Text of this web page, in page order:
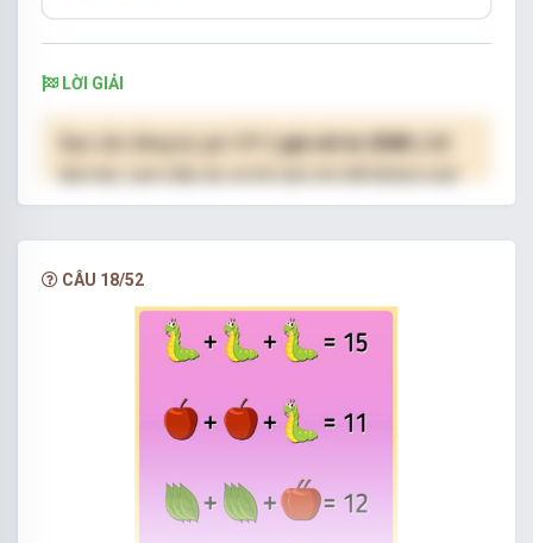
LỜI GIẢI
( giá chỉ từ 250K )
làm bài, xem đáp án và lời giải chi tiết không giới
hạn.
CÂU 18/52